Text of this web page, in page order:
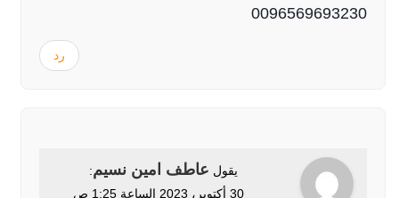
0096569693230
رد
يقول عاطف امين نسيم:
30 أكتوبر، 2023 الساعة 1:25 ص